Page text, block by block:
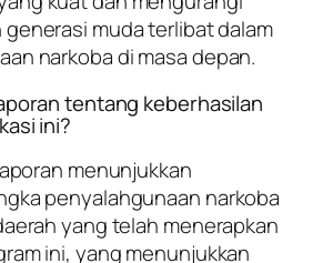
muda terlibat dalam
narkoba di masa depan.
tentang keberhasilan
ini?
menunjukkan
penyalahgunaan narkoba
yang telah menerapkan
ini, yang menunjukkan